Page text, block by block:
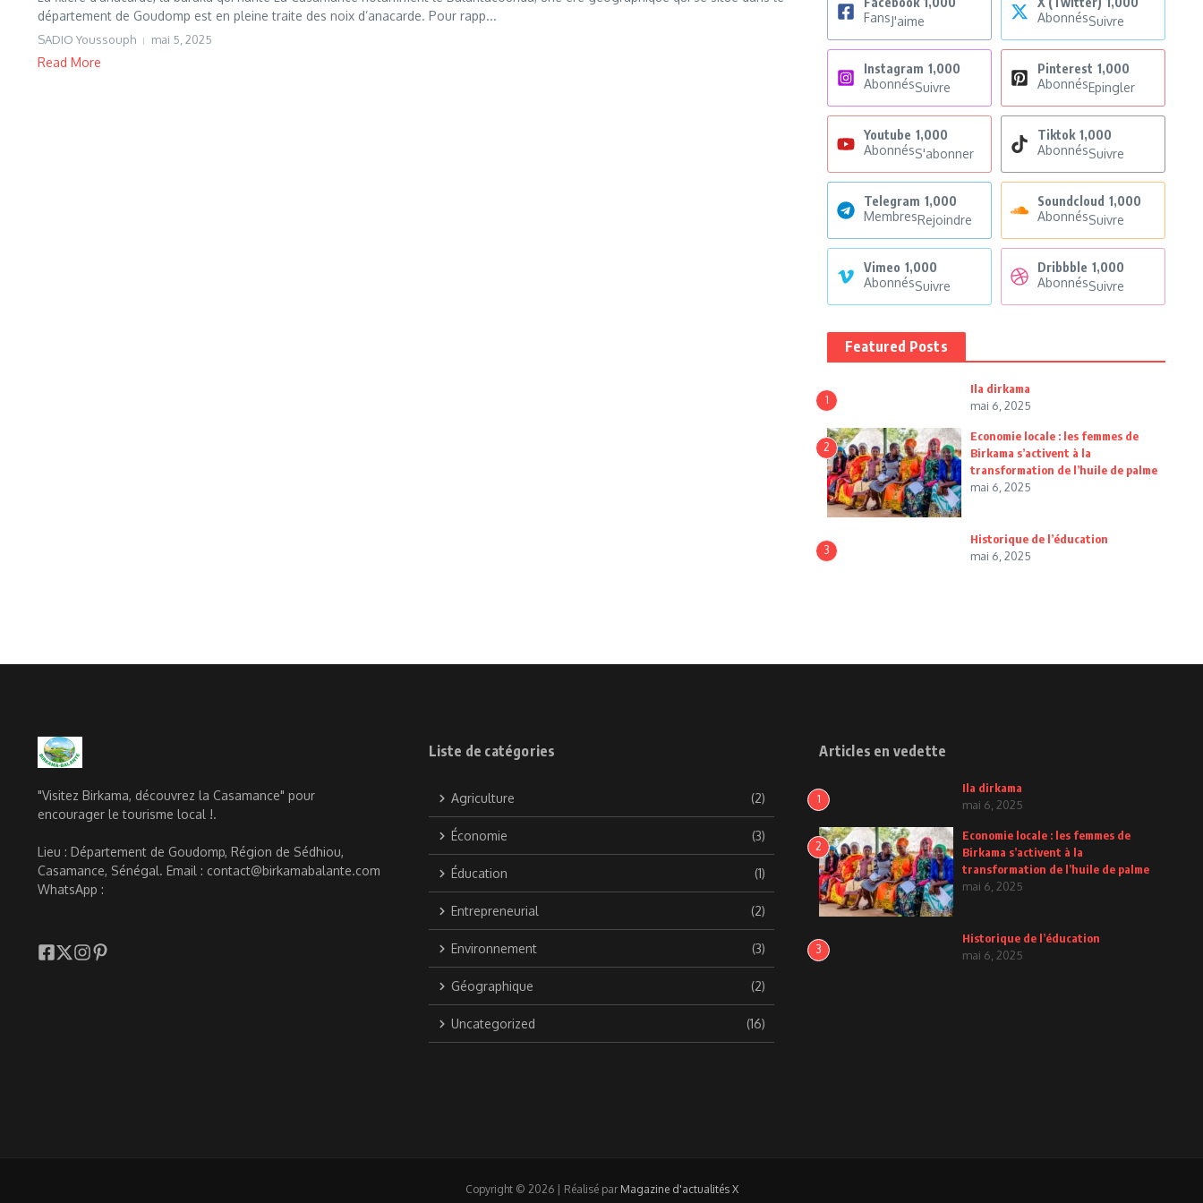
département de Goudomp est en pleine traite des noix d’anacarde. Pour rapp...
SADIO Youssouph mai 5, 2025
Read More
FansJ'aime
AbonnésSuivre
Instagram 1,000
AbonnésSuivre
Pinterest 1,000
AbonnésEpingler
Youtube 1,000
AbonnésS'abonner
Tiktok 1,000
AbonnésSuivre
Telegram 1,000
MembresRejoindre
Soundcloud 1,000
AbonnésSuivre
Vimeo 1,000
AbonnésSuivre
Dribbble 1,000
AbonnésSuivre
Featured Posts
1
Ila dirkama
mai 6, 2025
2
Economie locale : les femmes de
Birkama s’activent à la
transformation de l’huile de palme
mai 6, 2025
3
Historique de l’éducation
mai 6, 2025
"Visitez Birkama, découvrez la Casamance" pour
encourager le tourisme local !.
Lieu : Département de Goudomp, Région de Sédhiou,
Casamance, Sénégal. Email : contact@birkamabalante.com
WhatsApp :
Liste de catégories
Agriculture (2)
Économie (3)
Éducation (1)
Entrepreneurial (2)
Environnement (3)
Géographique (2)
Uncategorized (16)
Articles en vedette
1
Ila dirkama
mai 6, 2025
2
Economie locale : les femmes de
Birkama s’activent à la
transformation de l’huile de palme
mai 6, 2025
3
Historique de l’éducation
mai 6, 2025
Copyright © 2026 | Réalisé par Magazine d'actualités X